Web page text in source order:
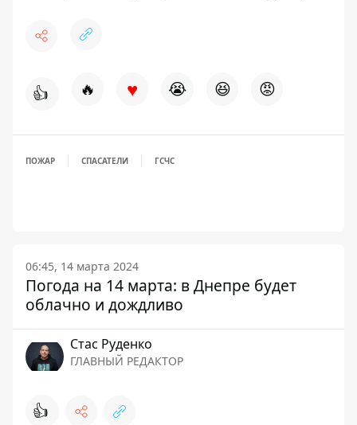
👍 🔥 ♥ 😭 😆 😡
ПОЖАР СПАСАТЕЛИ ГСЧС
06:45, 14 марта 2024
Погода на 14 марта: в Днепре будет
облачно и дождливо
Стаc Руденко
ГЛАВНЫЙ РЕДАКТОР
👍